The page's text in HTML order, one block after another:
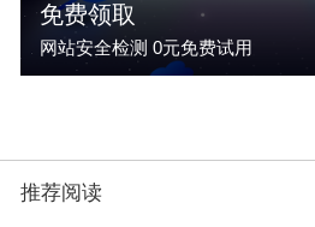
免费领取
网站安全检测 0元免费试用
推荐阅读